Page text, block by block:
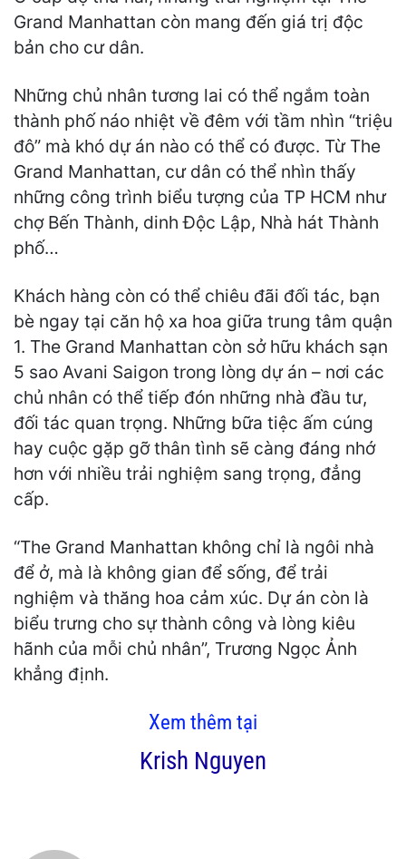
Grand Manhattan còn mang đến giá trị độc
bản cho cư dân.
Những chủ nhân tương lai có thể ngắm toàn
thành phố náo nhiệt về đêm với tầm nhìn “triệu
đô” mà khó dự án nào có thể có được. Từ The
Grand Manhattan, cư dân có thể nhìn thấy
những công trình biểu tượng của TP HCM như
chợ Bến Thành, dinh Độc Lập, Nhà hát Thành
phố…
Khách hàng còn có thể chiêu đãi đối tác, bạn
bè ngay tại căn hộ xa hoa giữa trung tâm quận
1. The Grand Manhattan còn sở hữu khách sạn
5 sao Avani Saigon trong lòng dự án – nơi các
chủ nhân có thể tiếp đón những nhà đầu tư,
đối tác quan trọng. Những bữa tiệc ấm cúng
hay cuộc gặp gỡ thân tình sẽ càng đáng nhớ
hơn với nhiều trải nghiệm sang trọng, đẳng
cấp.
“The Grand Manhattan không chỉ là ngôi nhà
để ở, mà là không gian để sống, để trải
nghiệm và thăng hoa cảm xúc. Dự án còn là
biểu trưng cho sự thành công và lòng kiêu
hãnh của mỗi chủ nhân”, Trương Ngọc Ảnh
khẳng định.
Xem thêm tại
Krish Nguyen